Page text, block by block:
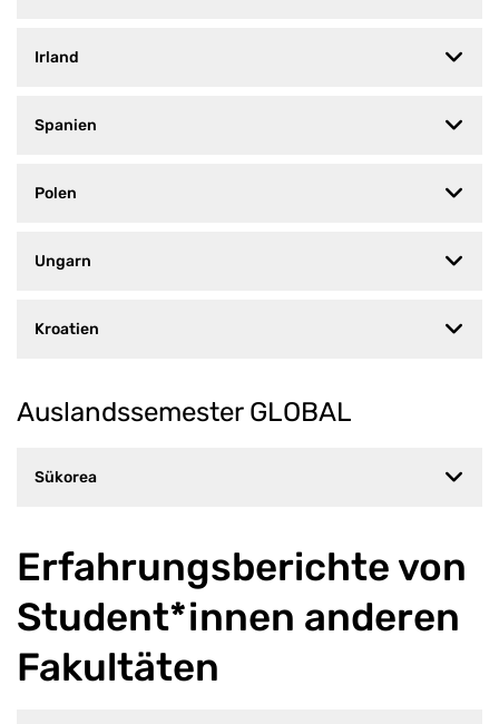
Irland
Spanien
Polen
Ungarn
Kroatien
Auslandssemester GLOBAL
Sükorea
Erfahrungsberichte von
Student*innen anderen
Fakultäten